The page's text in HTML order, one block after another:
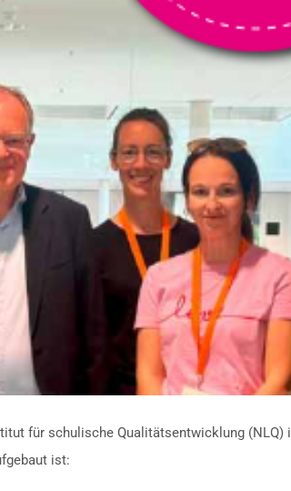
für schulische Qualitätsentwicklung (NLQ)
ist: